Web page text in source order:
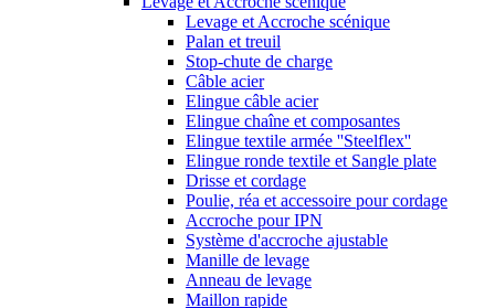
Levage et Accroche scénique
Palan et treuil
Stop-chute de charge
Câble acier
Elingue câble acier
Elingue chaîne et composantes
Elingue textile armée ''Steelflex''
Elingue ronde textile et Sangle plate
Drisse et cordage
Poulie, réa et accessoire pour cordage
Accroche pour IPN
Système d'accroche ajustable
Manille de levage
Anneau de levage
Maillon rapide